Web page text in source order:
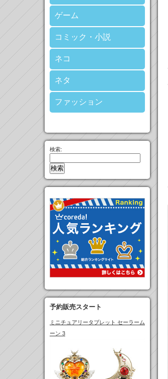
ゲーム
コミック・小説
ネコ
ネタ
ファッション
検索:
予約販売スタート
ミニチュアリータブレット セーラーム
ーン 3